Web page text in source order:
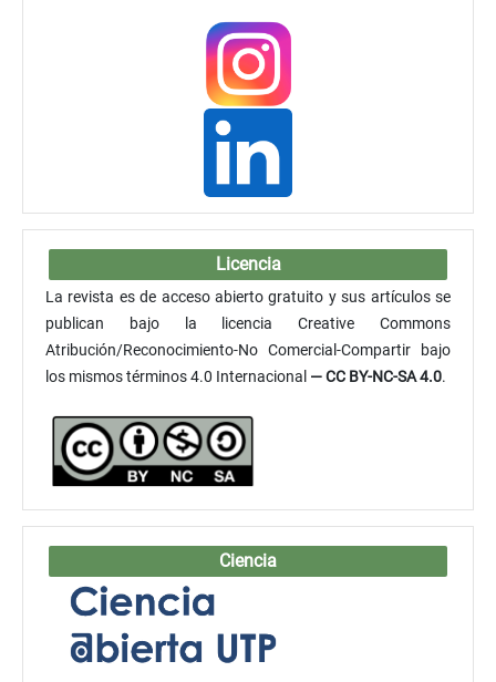
Licencia
La revista es de acceso abierto gratuito y sus artículos se
publican bajo la licencia Creative Commons
Atribución/Reconocimiento-No Comercial-Compartir bajo
los mismos términos 4.0 Internacional — CC BY-NC-SA 4.0.
Ciencia